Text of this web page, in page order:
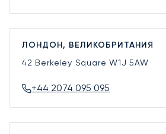
ЛОНДОН, ВЕЛИКОБРИТАНИЯ
42 Berkeley SquareW1J 5AW
+44 2074 095 095